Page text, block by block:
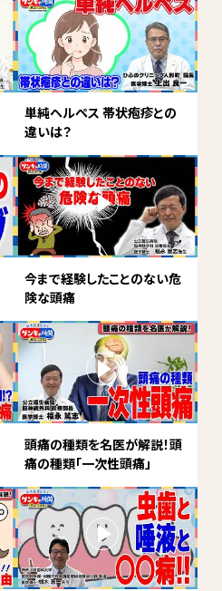
単純ヘルペス 帯状疱疹との
違いは？
今まで経験したことのない危
険な頭痛
頭痛の種類を名医が解説！頭
痛の種類「一次性頭痛」